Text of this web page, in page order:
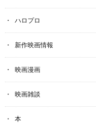
ハロプロ
新作映画情報
映画漫画
映画雑談
本